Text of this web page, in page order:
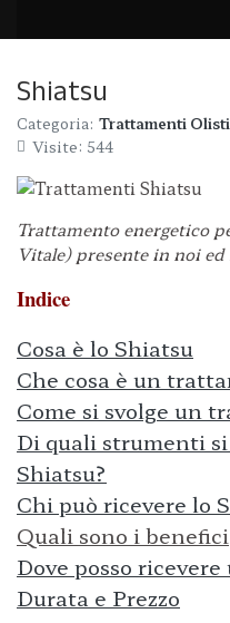
Shiatsu
Categoria: Trattamenti
Visite: 544
Trattamento energetico
Vitale) presente in noi
Indice
Cosa è lo Shiatsu
Che cosa è un
Come si svolge un
Di quali strumenti
Shiatsu?
Chi può ricevere lo
Quali sono i benefici
Dove posso
Durata e Prezzo